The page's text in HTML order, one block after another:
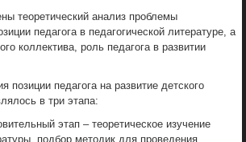
теоретический анализ проблемы
педагога в педагогической литературе, а
коллектива, роль педагога в развитии
позиции педагога на развитие детского
в три этапа:
этап – теоретическое изучение
подбор методик для проведения